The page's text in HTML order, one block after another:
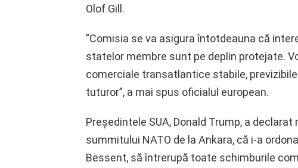
Olof Gill.
”Comisia se va asigura întotdeauna că
statelor membre sunt pe deplin protejate.
comerciale transatlantice stabile,
tuturor”, a mai spus oficialul european.
Președintele SUA, Donald Trump, a
summitului NATO de la Ankara, că i-a
Bessent, să întrerupă toate schimburile